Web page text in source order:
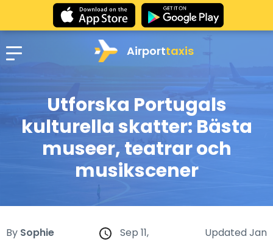
Airporttaxis
Utforska Portugals
kulturella skatter: Bästa
museer, teatrar och
musikscener
By Sophie
Sep 11,
Updated Jan